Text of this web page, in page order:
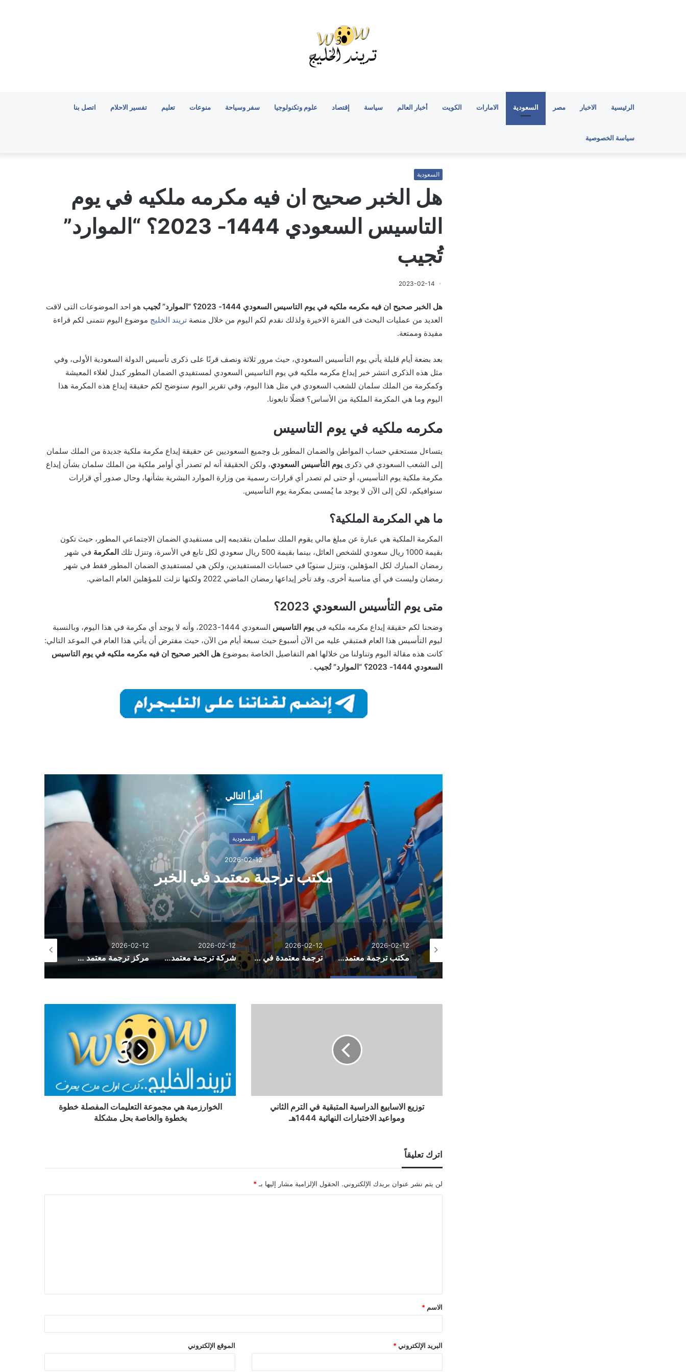
الرئيسية الاخبار مصر السعودية الامارات الكويت أخبار العالم سياسة إقتصاد علوم وتكنولوجيا سفر وسياحة منوعات تعليم تفسير الاحلام اتصل بنا
سياسة الخصوصية
السعودية
هل الخبر صحيح ان فيه مكرمه ملكيه في يوم
التاسيس السعودي 1444- 2023؟ “الموارد”
تُجيب
2023-02-14
هل الخبر صحيح ان فيه مكرمه ملكيه في يوم التاسيس السعودي 1444- 2023؟ “الموارد” تُجيب
هو احد الموضوعات التى لاقت
العديد من عمليات البحث فى الفترة الاخيرة ولذلك نقدم لكم اليوم من خلال منصة تريند الخليج موضوع اليوم نتمنى لكم قراءة
مفيدة وممتعة.
بعد بضعة أيام قليلة يأتي يوم التأسيس السعودي، حيث مرور ثلاثة ونصف قرنًا على ذكرى تأسيس الدولة السعودية الأولى، وفي
مثل هذه الذكرى انتشر خبر إيداع مكرمه ملكيه في يوم التاسيس السعودي لمستفيدي الضمان المطور كبدل لغلاء المعيشة
وكمكرمة من الملك سلمان للشعب السعودي في مثل هذا اليوم، وفي تقرير اليوم سنوضح لكم حقيقة إيداع هذه المكرمة هذا
اليوم وما هي المكرمة الملكية من الأساس؟ فضلًا تابعونا.
مكرمه ملكيه في يوم التاسيس
يتساءل مستحقي حساب المواطن والضمان المطور بل وجميع السعوديين عن حقيقة إيداع مكرمة ملكية جديدة من الملك سلمان
إلى الشعب السعودي في ذكرى يوم التأسيس السعودي، ولكن الحقيقة أنه لم تصدر أي أوامر ملكية من الملك سلمان بشأن إيداع
مكرمة ملكية يوم التأسيس، أو حتى لم تصدر أي قرارات رسمية من وزارة الموارد البشرية بشأنها، وحال صدور أي قرارات
سنوافيكم، لكن إلى الآن لا يوجد ما يُمسى بمكرمة يوم التأسيس.
ما هي المكرمة الملكية؟
المكرمة الملكية هي عبارة عن مبلغ مالي يقوم الملك سلمان بتقديمه إلى مستفيدي الضمان الاجتماعي المطور، حيث تكون
بقيمة 1000 ريال سعودي للشخص العائل، بينما بقيمة 500 ريال سعودي لكل تابع في الأسرة، وتنزل تلك
المكرمة في شهر
رمضان المبارك لكل المؤهلين، وتنزل سنويًا في حسابات المستفيدين، ولكن هي لمستفيدي الضمان المطور فقط في شهر
رمضان وليست في أي مناسبة أخرى، وقد تأخر إيداعها رمضان الماضي 2022 ولكنها نزلت للمؤهلين العام الماضي.
متى يوم التأسيس السعودي 2023؟
وضحنا لكم حقيقة إيداع مكرمه ملكيه في يوم التاسيس
السعودي 1444-2023، وأنه لا يوجد أي مكرمة في هذا اليوم، وبالنسبة
ليوم التأسيس هذا العام فمتبقي عليه من الآن أسبوع حيث سبعة أيام من الآن، حيث مفترض أن يأتي هذا العام في الموعد التالي:
كانت هذه مقالة اليوم وتناولنا من خلالها اهم التفاصيل الخاصة بموضوع هل الخبر صحيح ان فيه مكرمه ملكيه في يوم التاسيس
السعودي 1444- 2023؟ “الموارد” تُجيب
.
أقرأ التالي
السعودية
2026-02-12
مكتب ترجمة معتمد في الخبر
2026-02-12
مكتب ترجمة معتمد في الخبر
2026-02-12
ترجمة معتمدة في جدة
2026-02-12
شركة ترجمة معتمدة بالسعودية
2026-02-12
مركز ترجمة معتمد في السعودية
2026-01-21
توزيع الاسابيع الدراسية المتبقية في الترم الثاني
ومواعيد الاختبارات النهائية 1444هـ
الخوارزمية هي مجموعة التعليمات المفصلة خطوة
بخطوة والخاصة بحل مشكلة
اترك تعليقاً
لن يتم نشر عنوان بريدك الإلكتروني. الحقول الإلزامية مشار إليها بـ *
ق
*
الاسم *
البريد الإلكتروني * الموقع الإلكتروني